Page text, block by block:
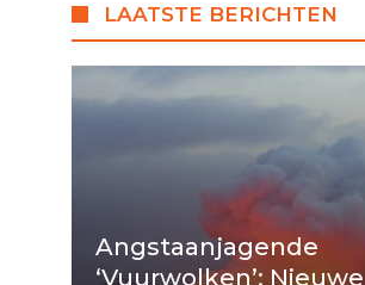
LAATSTE BERICHTEN
Angstaanjagende
‘vuurwolken’: Nieuwe